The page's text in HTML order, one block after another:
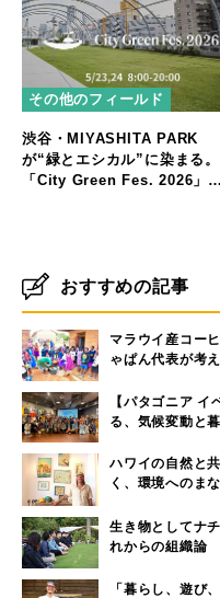
その他のフィールド
渋谷・MIYASHITA PARK
が“緑とエシカル”に染まる。
「City Green Fes. 2026」開
おすすめの記事
マラウイ産コー
ゃぱん代表が考
【パタゴニア
る、気候変動と
ハワイの自然と
く、環境へのま
生き物としてナ
れからの組織論
「暮らし、遊び